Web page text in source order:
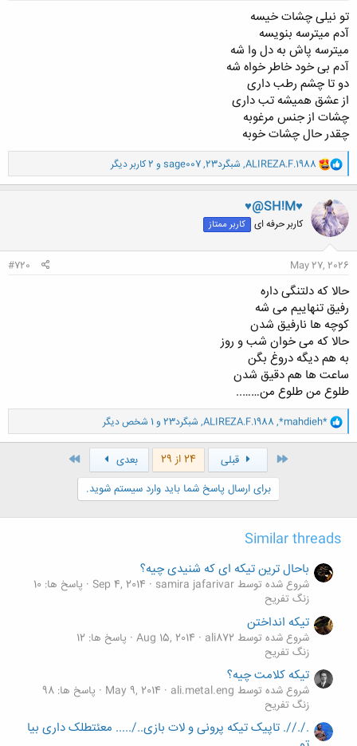
تو نیلی چشات خیسه
آدم میترسه بنویسه
میترسه پاش به دل وا شه
آدم بی خود خاطر خواه شه
دو تا چشم رطب داری
از عشق همیشه تب داری
چشات از جنس مرغوبه
چقدر حال چشات خوبه
و
ا
ک
ش
ه
:
ALIREZA.F.1988
, شبگرد23 ,
sage007 و 2 کاربر دیگر
♥@SH!M♥
کاربر حرفه ای کاربر ممتاز
May 27, 2026
#720
حالا که دلتنگی داره
رفیق تنهاییم می شه
کوچه ها نارفیق شدن
حالا که می خوان شب و روز
به هم دیگه دروغ بگن
ساعت ها هم دقیق شدن
طلوع من طلوع من……..
و
ا
ک
*mahdieh*
,
ALIREZA.F.1988
, شبگرد23 و 1 شخص دیگر
قبلی 24 از 29 بعدی
برای ارسال پاسخ شما باید وارد سیستم شوید.
Similar threads
باحال ترین تیکه ای که شنیدی چیه؟
شروع شده توسط samira jafarivar Sep 4, 2014 پاسخ ها: 10
زنگ تفريح
تیکه انداختن
شروع شده توسط ali872 Aug 15, 2014 پاسخ ها: 12
زنگ تفريح
تیکه کلامت چیه؟
شروع شده توسط ali.metal.eng May 9, 2014
پاسخ ها: 98
زنگ تفريح
././/. تاپیک تیکه پرونی و لات بازی../..... معئتطلک داری بیا